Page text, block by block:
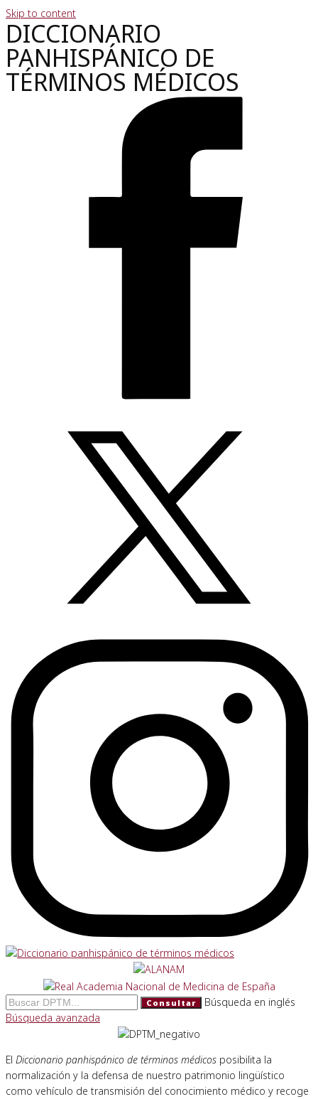
Skip to content
DICCIONARIO
PANHISPÁNICO DE
TÉRMINOS MÉDICOS
Consultar
Búsqueda en inglés
Búsqueda avanzada
El Diccionario panhispánico de términos médicos posibilita la
normalización y la defensa de nuestro patrimonio lingüístico
como vehículo de transmisión del conocimiento médico y recoge